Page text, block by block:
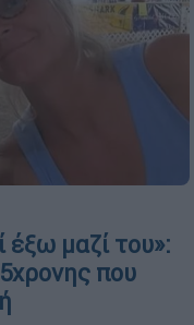
έξω μαζί του»:
που